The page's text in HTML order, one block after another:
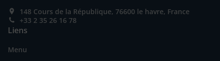
148 Cours de la République, 76600 le havre, France
+33 2 35 26 16 78
Liens
Menu